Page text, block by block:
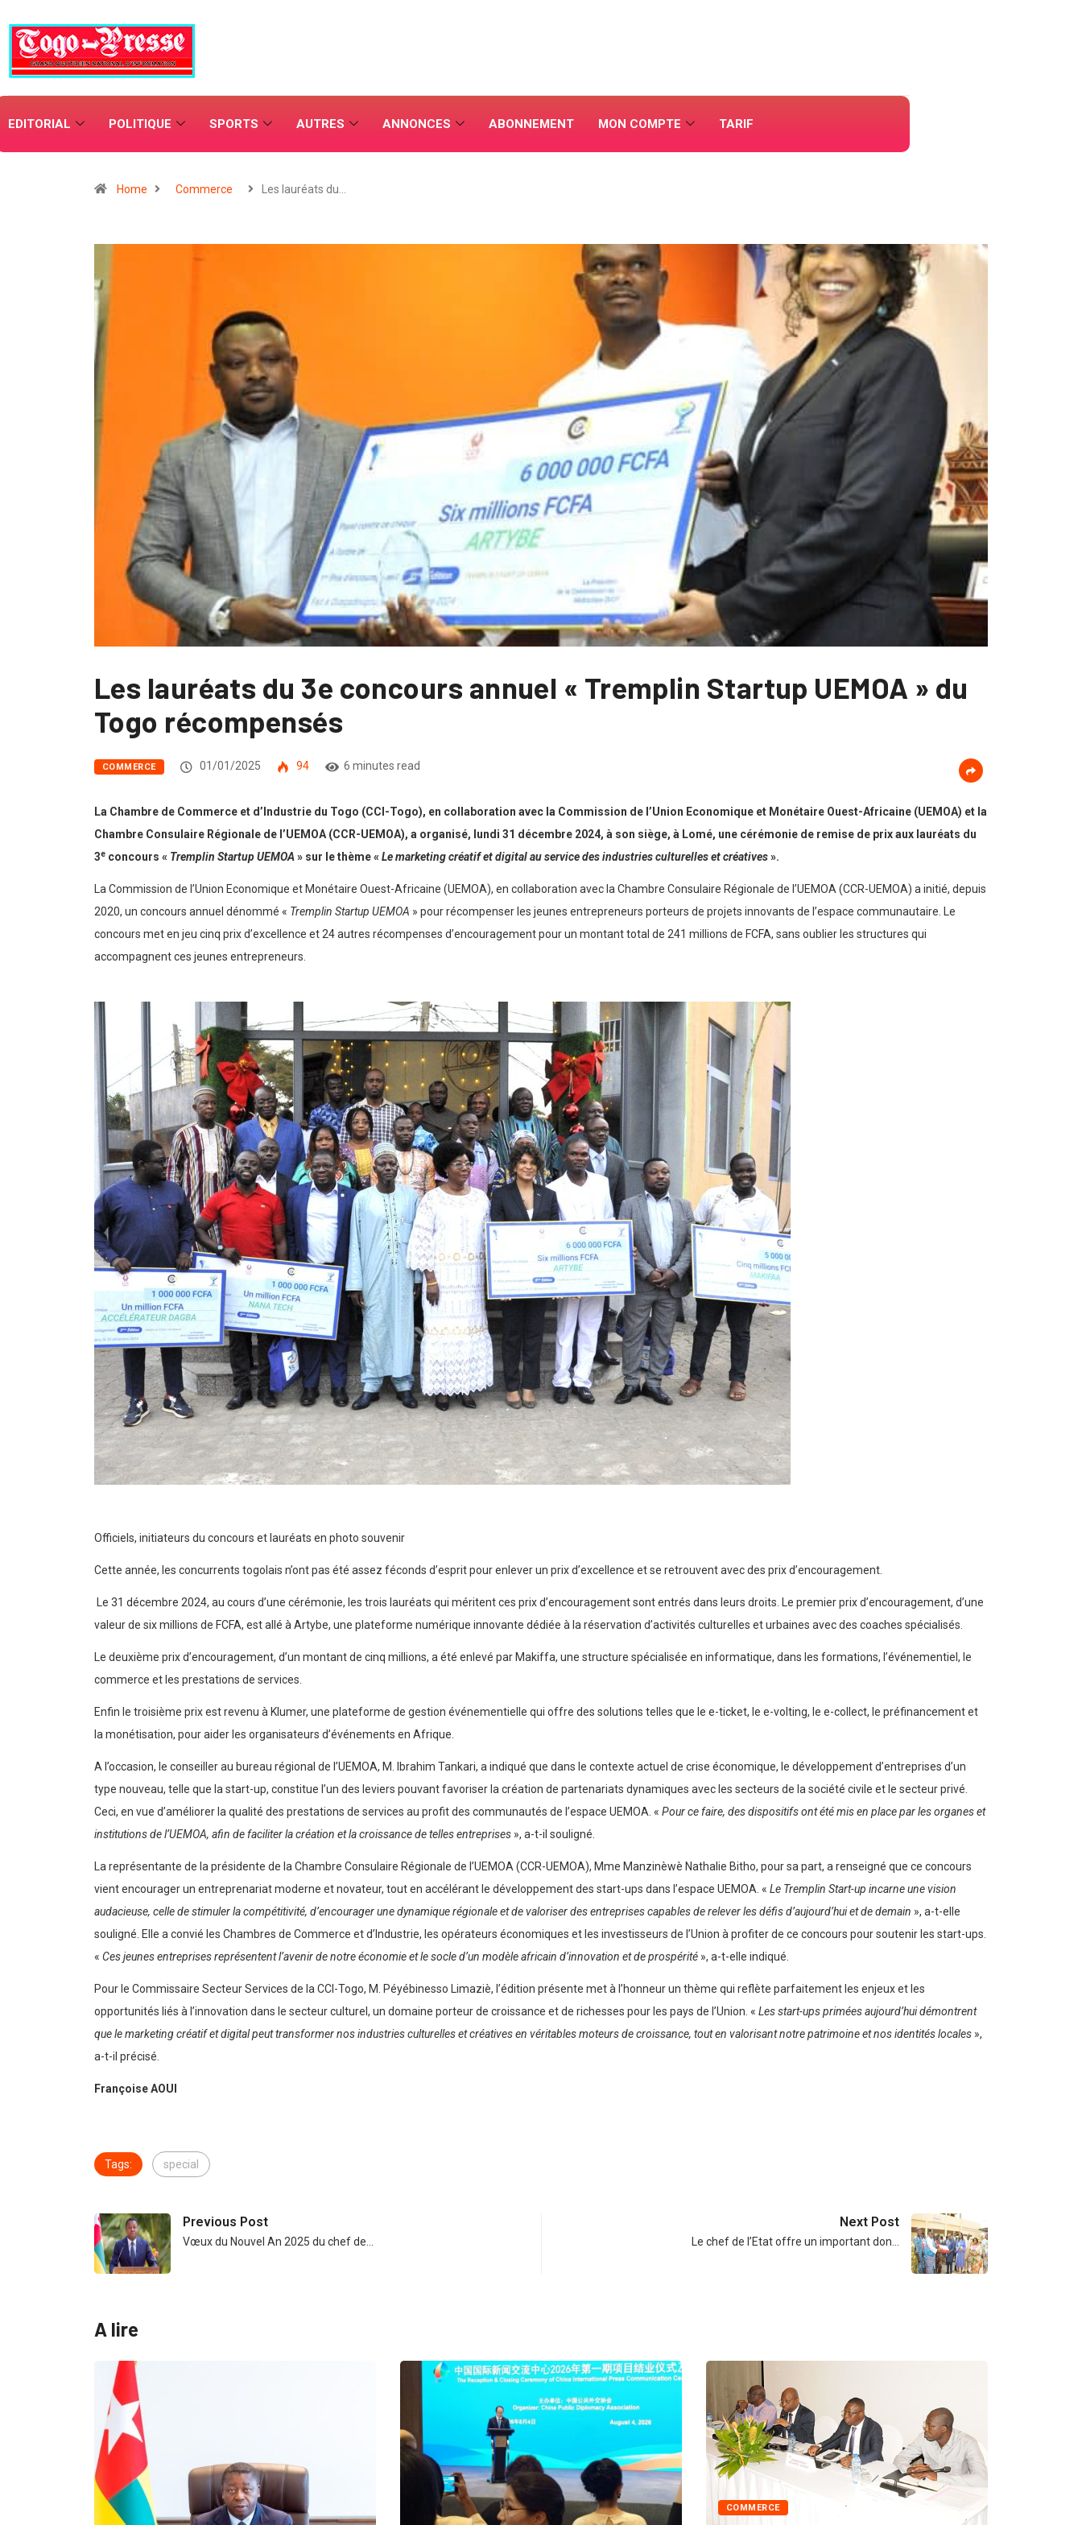
EDITORIAL POLITIQUE SPORTS AUTRES ANNONCES ABONNEMENT MON COMPTE TARIF
Home Commerce Les lauréats du…
Les lauréats du 3e concours annuel « Tremplin Startup UEMOA » du
Togo récompensés
COMMERCE 01/01/2025 94 6 minutes read
La Chambre de Commerce et d’Industrie du Togo (CCI-Togo), en collaboration avec la Commission de l’Union Economique et Monétaire Ouest-Africaine (UEMOA) et la
Chambre Consulaire Régionale de l’UEMOA (CCR-UEMOA), a organisé, lundi 31 décembre 2024, à son siège, à Lomé, une cérémonie de remise de prix aux lauréats du
3e concours « Tremplin Startup UEMOA » sur le thème «Le marketing créatif et digital au service des industries culturelles et créatives».
La Commission de l’Union Economique et Monétaire Ouest-Africaine (UEMOA), en collaboration avec la Chambre Consulaire Régionale de l’UEMOA (CCR-UEMOA) a initié, depuis
2020, un concours annuel dénommé « Tremplin Startup UEMOA » pour récompenser les jeunes entrepreneurs porteurs de projets innovants de l’espace communautaire. Le
concours met en jeu cinq prix d’excellence et 24 autres récompenses d’encouragement pour un montant total de 241 millions de FCFA, sans oublier les structures qui
accompagnent ces jeunes entrepreneurs.
Officiels, initiateurs du concours et lauréats en photo souvenir
Cette année, les concurrents togolais n’ont pas été assez féconds d’esprit pour enlever un prix d’excellence et se retrouvent avec des prix d’encouragement.
Le 31 décembre 2024, au cours d’une cérémonie, les trois lauréats qui méritent ces prix d’encouragement sont entrés dans leurs droits. Le premier prix d’encouragement, d’une
valeur de six millions de FCFA, est allé à Artybe, une plateforme numérique innovante dédiée à la réservation d’activités culturelles et urbaines avec des coaches spécialisés.
Le deuxième prix d’encouragement, d’un montant de cinq millions, a été enlevé par Makiffa, une structure spécialisée en informatique, dans les formations, l’événementiel, le
commerce et les prestations de services.
Enfin le troisième prix est revenu à Klumer, une plateforme de gestion événementielle qui offre des solutions telles que le e-ticket, le e-volting, le e-collect, le préfinancement et
la monétisation, pour aider les organisateurs d’événements en Afrique.
A l’occasion, le conseiller au bureau régional de l’UEMOA, M. Ibrahim Tankari, a indiqué que dans le contexte actuel de crise économique, le développement d’entreprises d’un
type nouveau, telle que la start-up, constitue l’un des leviers pouvant favoriser la création de partenariats dynamiques avec les secteurs de la société civile et le secteur privé.
Ceci, en vue d’améliorer la qualité des prestations de services au profit des communautés de l’espace UEMOA. « Pour ce faire, des dispositifs ont été mis en place par les organes et
institutions de l’UEMOA, afin de faciliter la création et la croissance de telles entreprises », a-t-il souligné.
La représentante de la présidente de la Chambre Consulaire Régionale de l’UEMOA (CCR-UEMOA), Mme Manzinèwè Nathalie Bitho, pour sa part, a renseigné que ce concours
vient encourager un entreprenariat moderne et novateur, tout en accélérant le développement des start-ups dans l’espace UEMOA. « Le Tremplin Start-up incarne une vision
audacieuse, celle de stimuler la compétitivité, d’encourager une dynamique régionale et de valoriser des entreprises capables de relever les défis d’aujourd’hui et de demain », a-t-elle
souligné. Elle a convié les Chambres de Commerce et d’Industrie, les opérateurs économiques et les investisseurs de l’Union à profiter de ce concours pour soutenir les start-ups.
« Ces jeunes entreprises représentent l’avenir de notre économie et le socle d’un modèle africain d’innovation et de prospérité », a-t-elle indiqué.
Pour le Commissaire Secteur Services de la CCI-Togo, M. Péyébinesso Limaziè, l’édition présente met à l’honneur un thème qui reflète parfaitement les enjeux et les
opportunités liés à l’innovation dans le secteur culturel, un domaine porteur de croissance et de richesses pour les pays de l’Union. « Les start-ups primées aujourd’hui démontrent
que le marketing créatif et digital peut transformer nos industries culturelles et créatives en véritables moteurs de croissance, tout en valorisant notre patrimoine et nos identités locales »,
a-t-il précisé.
Françoise AOUI
Tags: special
Previous Post
Vœux du Nouvel An 2025 du chef de…
Next Post
Le chef de l’Etat offre un important don…
A lire
COMMERCE